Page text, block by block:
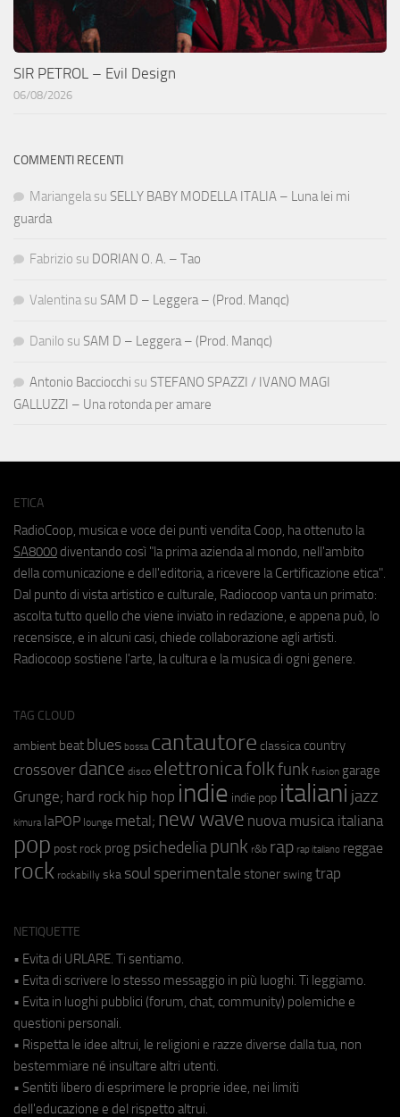
SIR PETROL – Evil Design
06/08/2026
COMMENTI RECENTI
Mariangela su SELLY BABY MODELLA ITALIA – Luna lei mi
guarda
Fabrizio su DORIAN O. A. – Tao
Valentina su SAM D – Leggera – (Prod. Manqc)
Danilo su SAM D – Leggera – (Prod. Manqc)
Antonio Bacciocchi su STEFANO SPAZZI / IVANO MAGI
GALLUZZI – Una rotonda per amare
ETICA
RadioCoop, musica e voce dei punti vendita Coop, ha ottenuto la
SA8000 diventando così "la prima azienda al mondo, nell'ambito
della comunicazione e dell'editoria, a ricevere la Certificazione etica".
Dal punto di vista artistico e culturale, Radiocoop vanta un primato:
ascolta tutto quello che viene inviato in redazione, e appena può, lo
recensisce, e in alcuni casi, chiede collaborazione agli artisti.
Radiocoop sostiene l'arte, la cultura e la musica di ogni genere.
TAG CLOUD
ambient beat blues bossa cantautore classica country
crossover dance disco elettronicafolkfunk fusion garage
Grunge; hard rock hip hop indie indie pop italiani jazz
kimura laPOP lounge metal; new wave nuova musica italiana
pop post rock prog psichedeliapunk r&b rap rap italiano reggae
rock rockabilly ska soul sperimentale stoner swing trap
NETIQUETTE
• Evita di URLARE. Ti sentiamo.
• Evita di scrivere lo stesso messaggio in più luoghi. Ti leggiamo.
• Evita in luoghi pubblici (forum, chat, community) polemiche e
questioni personali.
• Rispetta le idee altrui, le religioni e razze diverse dalla tua, non
bestemmiare né insultare altri utenti.
• Sentiti libero di esprimere le proprie idee, nei limiti
dell'educazione e del rispetto altrui.